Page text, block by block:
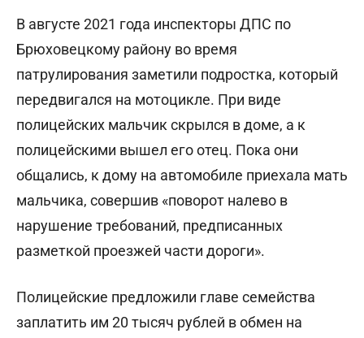
В августе 2021 года инспекторы ДПС по
Брюховецкому району во время
патрулирования заметили подростка, который
передвигался на мотоцикле. При виде
полицейских мальчик скрылся в доме, а к
полицейскими вышел его отец. Пока они
общались, к дому на автомобиле приехала мать
мальчика, совершив «поворот налево в
нарушение требований, предписанных
разметкой проезжей части дороги».
Полицейские предложили главе семейства
заплатить им 20 тысяч рублей в обмен на